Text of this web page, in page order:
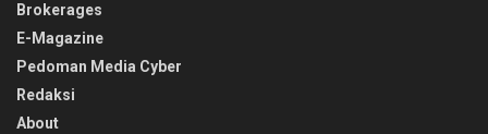
Brokerages
E-Magazine
Pedoman Media Cyber
Redaksi
About